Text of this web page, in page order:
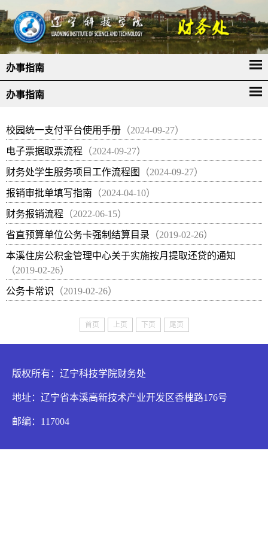
办事指南
办事指南
校园统一支付平台使用手册 （2024-09-27）
电子票据取票流程 （2024-09-27）
财务处学生服务项目工作流程图 （2024-09-27）
报销审批单填写指南 （2024-04-10）
财务报销流程 （2022-06-15）
省直预算单位公务卡强制结算目录 （2019-02-26）
本溪住房公积金管理中心关于实施按月提取还贷的通知
（2019-02-26）
公务卡常识 （2019-02-26）
首页 上页 下页 尾页
版权所有：辽宁科技学院财务处
地址：辽宁省本溪高新技术产业开发区香槐路176号
邮编：117004